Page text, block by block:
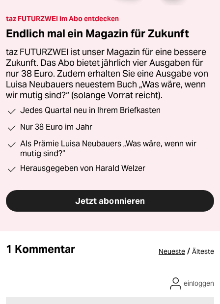
taz FUTURZWEI im Abo entdecken
Endlich mal ein Magazin für Zukunft
taz FUTURZWEI ist unser Magazin für eine bessere
Zukunft. Das Abo bietet jährlich vier Ausgaben für
nur 38 Euro. Zudem erhalten Sie eine Ausgabe von
Luisa Neubauers neuestem Buch „Was wäre, wenn
wir mutig sind?“ (solange Vorrat reicht).
Jedes Quartal neu in Ihrem Briefkasten
Nur 38 Euro im Jahr
Als Prämie Luisa Neubauers „Was wäre, wenn wir
mutig sind?“
Herausgegeben von Harald Welzer
Jetzt abonnieren
1 Kommentar Neueste / Älteste
einloggen